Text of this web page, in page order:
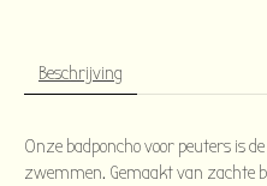
Beschrijving
Onze badponcho voor peuters is
zwemmen. Gemaakt van zachte